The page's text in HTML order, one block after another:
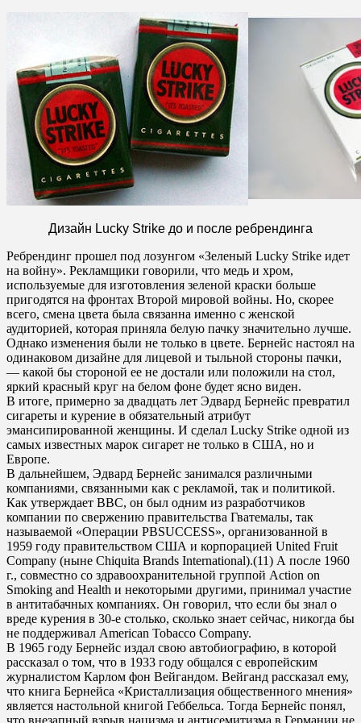
Дизайн Lucky Strike до и после ребрендинга
Ребрендинг прошел под лозунгом «Зеленый Lucky Strike идет
на войну». Рекламщики говорили, что медь и хром,
используемые для изготовления зеленой краски больше
пригодятся на фронтах Второй мировой войны. Но, скорее
всего, смена цвета была связанна именно с женской
аудиторией, которая приняла белую пачку значительно лучше.
Однако изменения были не только в цвете. Бернейс настоял на
одинаковом дизайне для лицевой и тыльной стороны пачки,
— какой бы стороной ее не достали или положили на стол,
яркий красный круг на белом фоне будет ясно виден.
В итоге, примерно за двадцать лет Эдвард Бернейс превратил
сигареты и курение в обязательный атрибут
эмансипированной женщины. И сделал Lucky Strike одной из
самых известных марок сигарет не только в США, но и
Европе.
В дальнейшем, Эдвард Бернейс занимался различными
компаниями, связанными как с рекламой, так и политикой.
Как утверждает BBC, он был одним из разработчиков
компании по свержению правительства Гватемалы, так
называемой «Операции PBSUCCESS», организованной в
1959 году правительством США и корпорацией United Fruit
Company (ныне Chiquita Brands International).(11) А после 1960
г., совместно со здравоохранительной группой Action on
Smoking and Health и некоторыми другими, принимал участие
в антитабачных компаниях. Он говорил, что если бы знал о
вреде курения в 30-е столько, сколько знает сейчас, никогда бы
не поддерживал American Tobacco Company.
В 1965 году Бернейс издал свою автобиографию, в которой
рассказал о том, что в 1933 году общался с европейским
журналистом Карлом фон Вейгандом. Вейганд рассказал ему,
что книга Бернейса «Кристаллизация общественного мнения»
является настольной книгой Геббельса. Тогда Бернейс понял,
что внезапный взрыв нацизма и антисемитизма в Германии не